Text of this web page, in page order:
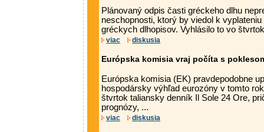
Plánovaný odpis časti gréckeho dlhu
neschopnosti, ktorý by viedol k
gréckych dlhopisov. Vyhlásilo to vo
viac diskusia
Európska komisia vraj počíta s
Európska komisia (EK) pravdepodobne
hospodársky výhľad eurozóny v tomto
štvrtok taliansky denník Il Sole 24 Ore,
prognózy, ...
viac diskusia